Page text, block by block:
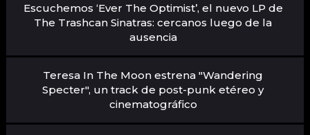
Escuchemos ‘Ever The Optimist’, el nuevo LP de
The Trashcan Sinatras: cercanos luego de la
ausencia
Teresa In The Moon estrena "Wandering
Specter", un track de post-punk etéreo y
cinematográfico